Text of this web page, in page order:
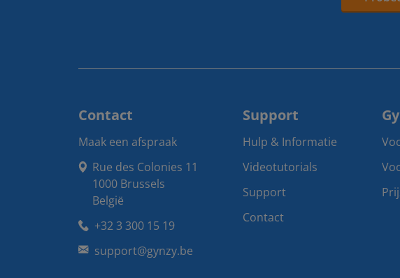
Contact
Maak een afspraak
Rue des Colonies 11
1000 Brussels
België
+32 3 300 15 19
support@gynzy.be
Support
Hulp & Informatie
Videotutorials
Support
Contact